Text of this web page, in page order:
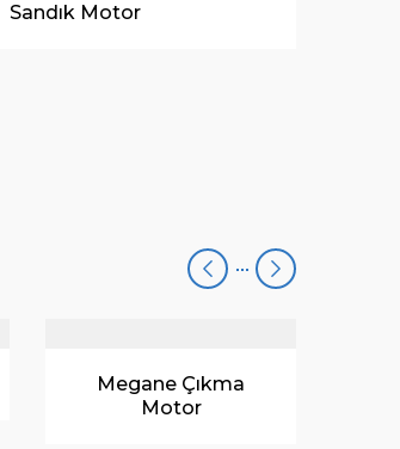
Boş Çıkma Motor
Laguna Çıkma
Motor